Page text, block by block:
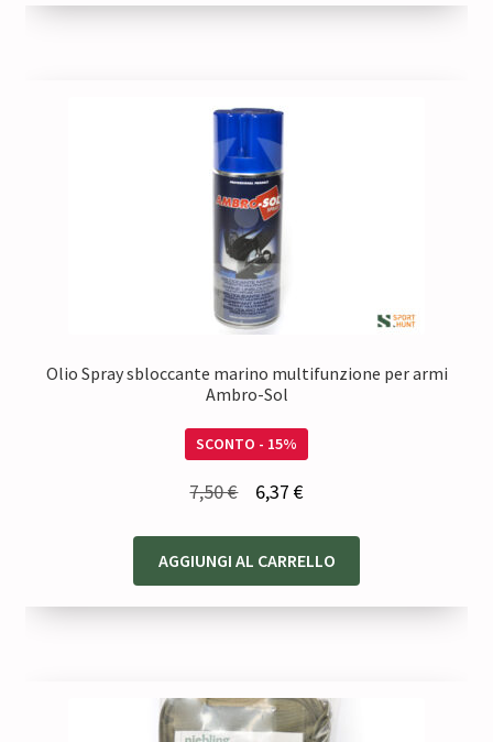
Olio Spray sbloccante marino multifunzione per armi
Ambro-Sol
SCONTO - 15%
7,50€
originale
era:
6,37 €Il
attuale
è:
AGGIUNGI AL CARRELLO